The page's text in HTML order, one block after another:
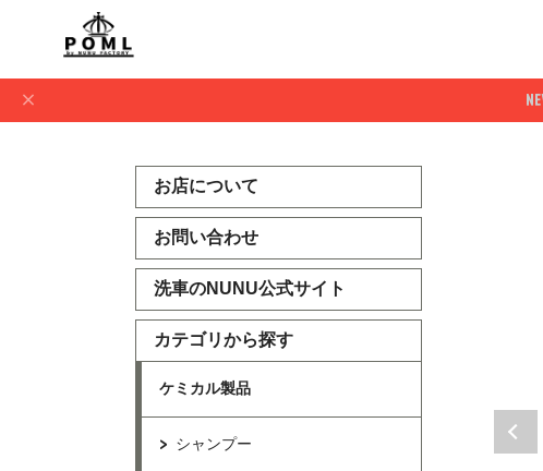
お店について
お問い合わせ
洗車のNUNU公式サイト
カテゴリから探す
ケミカル製品
シャンプー